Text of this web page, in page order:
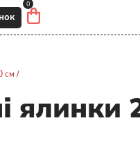
0
см /
ялинки